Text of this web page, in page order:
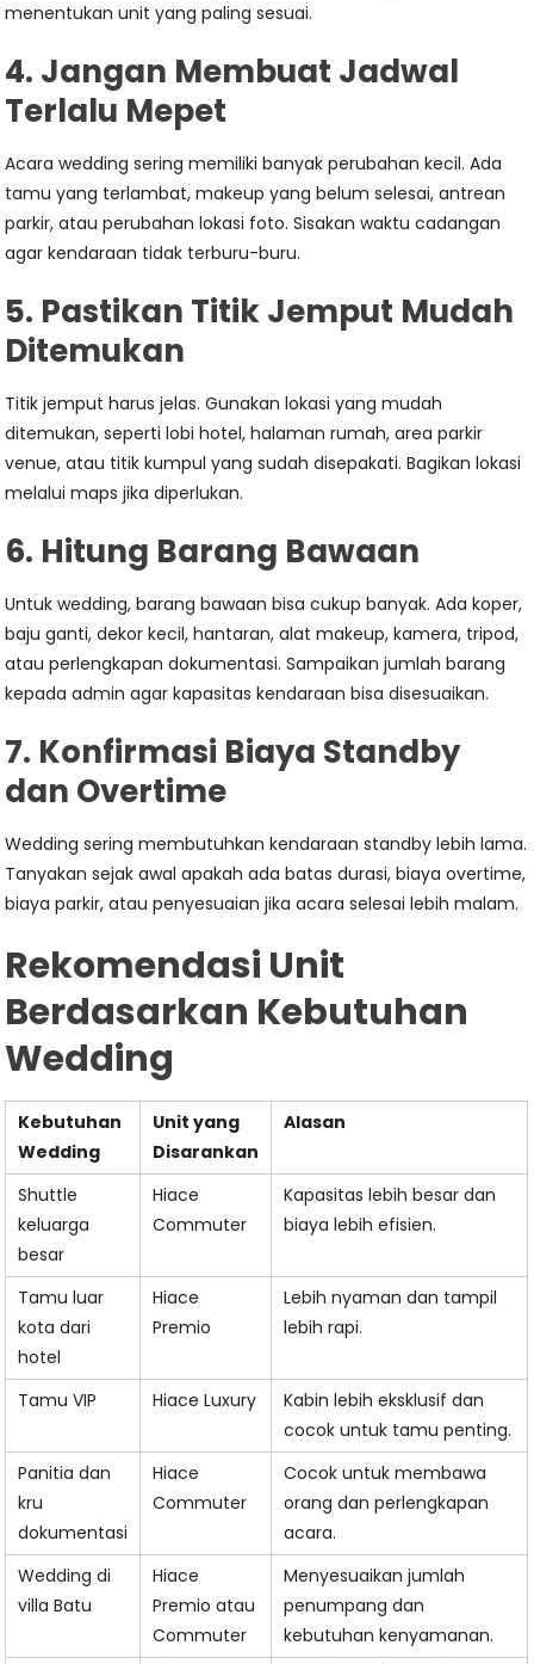
menentukan unit yang paling sesuai.
4. Jangan Membuat Jadwal
Terlalu Mepet
Acara wedding sering memiliki banyak perubahan kecil. Ada
tamu yang terlambat, makeup yang belum selesai, antrean
parkir, atau perubahan lokasi foto. Sisakan waktu cadangan
agar kendaraan tidak terburu-buru.
5. Pastikan Titik Jemput Mudah
Ditemukan
Titik jemput harus jelas. Gunakan lokasi yang mudah
ditemukan, seperti lobi hotel, halaman rumah, area parkir
venue, atau titik kumpul yang sudah disepakati. Bagikan lokasi
melalui maps jika diperlukan.
6. Hitung Barang Bawaan
Untuk wedding, barang bawaan bisa cukup banyak. Ada koper,
baju ganti, dekor kecil, hantaran, alat makeup, kamera, tripod,
atau perlengkapan dokumentasi. Sampaikan jumlah barang
kepada admin agar kapasitas kendaraan bisa disesuaikan.
7. Konfirmasi Biaya Standby
dan Overtime
Wedding sering membutuhkan kendaraan standby lebih lama.
Tanyakan sejak awal apakah ada batas durasi, biaya overtime,
biaya parkir, atau penyesuaian jika acara selesai lebih malam.
Rekomendasi Unit
Berdasarkan Kebutuhan
Wedding
Kebutuhan
Wedding
Unit yang
Disarankan
Alasan
Shuttle
keluarga
besar
Hiace
Commuter
Kapasitas lebih besar dan
biaya lebih efisien.
Tamu luar
kota dari
hotel
Hiace
Premio
Lebih nyaman dan tampil
lebih rapi.
Tamu VIP Hiace Luxury
Kabin lebih eksklusif dan
cocok untuk tamu penting.
Panitia dan
kru
dokumentasi
Hiace
Commuter
Cocok untuk membawa
orang dan perlengkapan
acara.
Wedding di
villa Batu
Hiace
Premio atau
Commuter
Menyesuaikan jumlah
penumpang dan
kebutuhan kenyamanan.